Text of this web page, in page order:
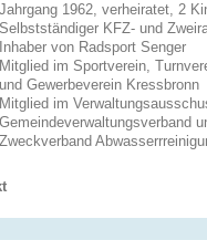
Jahrgang 1962, verheiratet, 2
Selbstständiger KFZ- und
Inhaber von Radsport Senger
Mitglied im Sportverein,
und Gewerbeverein Kressbronn
Mitglied im
Gemeindeverwaltungsverband
Zweckverband